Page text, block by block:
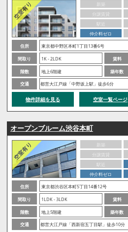
新築
分譲賃貸
駅近
仲介料ゼロ
住所
東京都中野区本町1丁目13番6号
間取り
1K - 2LDK 賃料
階数
地上6階建 築年数
交通
都営大江戸線「中野坂上駅」徒歩6分
物件詳細を見る 空室一覧ページ
オープンブルーム渋谷本町
新築
分譲賃貸
駅近
仲介料ゼロ
住所
東京都渋谷区本町5丁目14番12号
間取り
1LDK - 3LDK 賃料
階数
地上5階建 築年数
交通
都営大江戸線「西新宿五丁目駅」徒歩10分